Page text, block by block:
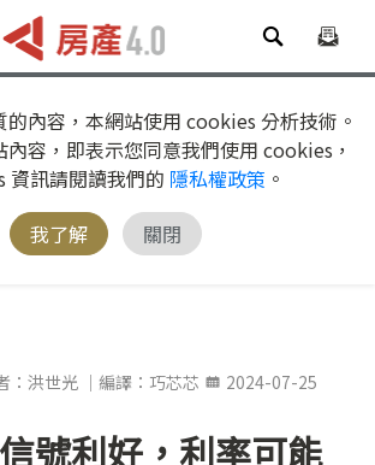
的內容，本網站使用 cookies 分析技術。
容，即表示您同意我們使用 cookies，
資訊請閱讀我們的 隱私權政策 。
我了解
關閉
：洪世光 ｜編譯：巧芯芯
2024-07-25
號利好，利率可能